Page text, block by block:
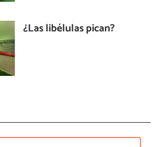
¿Las libélulas pican?